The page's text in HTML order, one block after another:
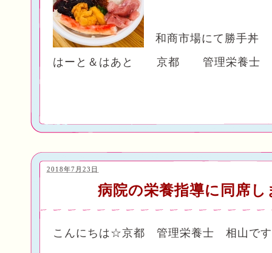
和商市場にて勝手丼
はーと＆はあと 京都 管理栄養
病院の栄養指導に同席し
2018年7月23日
こんにちは☆京都 管理栄養士 相山で